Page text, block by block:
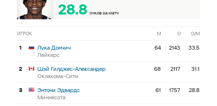
28.8 очков за матч
ИГРОК М О О/М
1
Лука Дончич
Лейкерс
64 2143 33.5
2
Шэй Гилджес-Александер
Оклахома-Сити
68 2117 31.1
3
Энтони Эдвардс
Миннесота
61 1757 28.8